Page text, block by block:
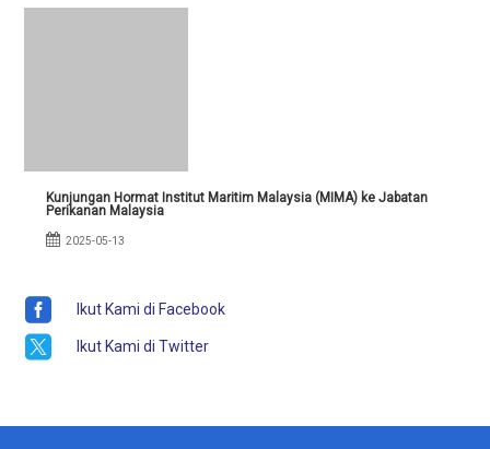
Kunjungan Hormat Institut Maritim Malaysia (MIMA) ke Jabatan
Perikanan Malaysia
2025-05-13
 Ikut Kami di Facebook
 Ikut Kami di Twitter